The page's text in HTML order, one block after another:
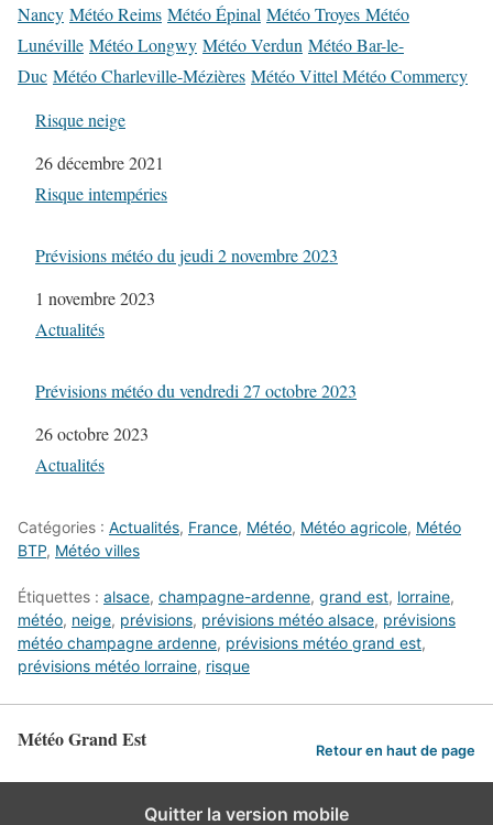
Nancy Météo Reims Météo Épinal Météo Troyes Météo
Lunéville Météo Longwy Météo Verdun Météo Bar-le-
Duc Météo Charleville-Mézières Météo Vittel Météo Commercy
Risque neige
Date
26 décembre 2021
Par rapport à
Risque intempéries
Prévisions météo du jeudi 2 novembre 2023
Date
1 novembre 2023
Par rapport à
Actualités
Prévisions météo du vendredi 27 octobre 2023
Date
26 octobre 2023
Par rapport à
Actualités
Catégories : Actualités, France, Météo, Météo agricole, Météo
BTP, Météo villes
Étiquettes : alsace, champagne-ardenne, grand est, lorraine,
météo, neige, prévisions, prévisions météo alsace, prévisions
météo champagne ardenne, prévisions météo grand est,
prévisions météo lorraine, risque
Météo Grand Est Retour en haut de page
Quitter la version mobile